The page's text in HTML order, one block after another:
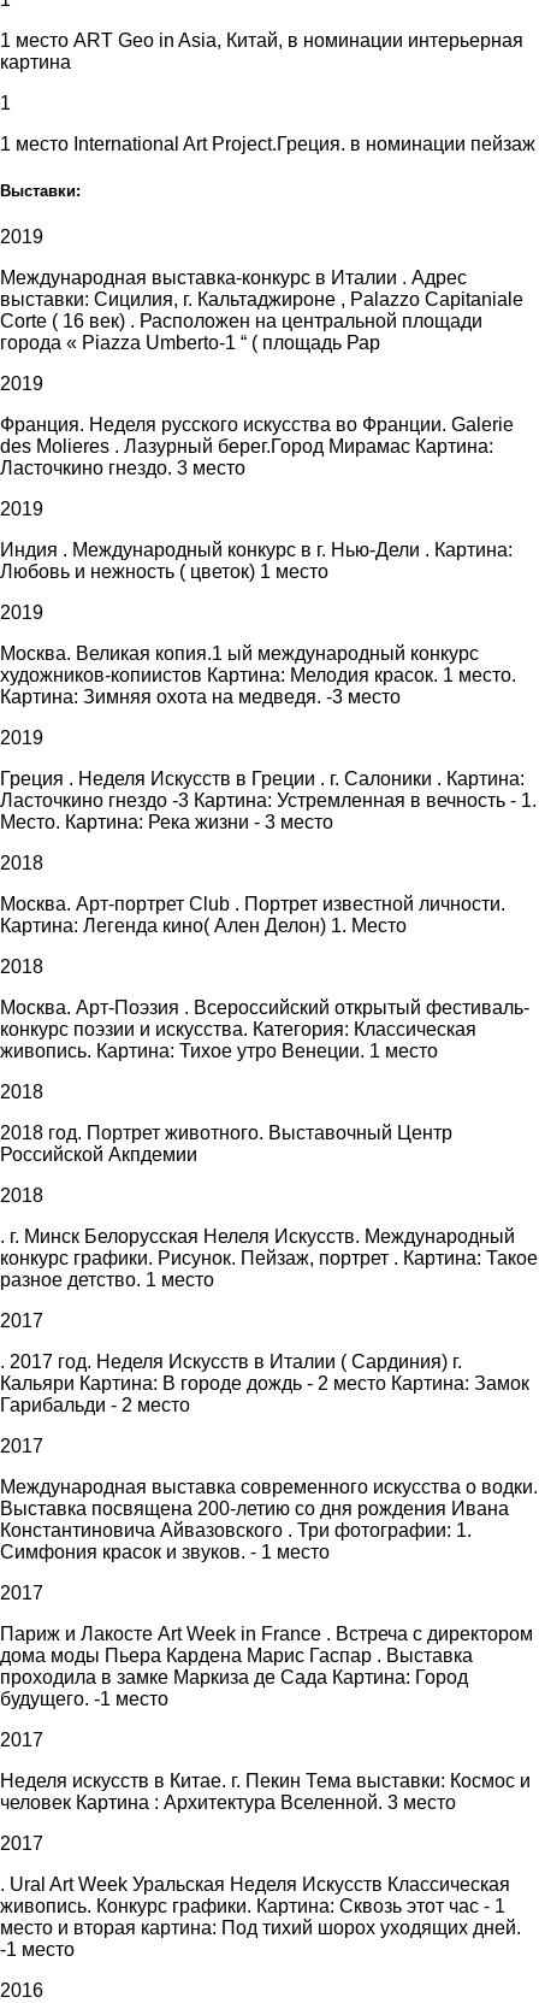
1 место ART Geo in Asia, Китай, в номинации интерьерная
картина
1
1 место International Art Project.Греция. в номинации пейзаж
Выставки:
2019
Международная выставка-конкурс в Италии . Адрес
выставки: Сицилия, г. Кальтаджироне , Palazzo Capitaniale
Corte ( 16 век) . Расположен на центральной площади
города « Piazza Umberto-1 “ ( площадь Рар
2019
Франция. Неделя русского искусства во Франции. Galerie
des Molieres . Лазурный берег.Город Мирамас Картина:
Ласточкино гнездо. 3 место
2019
Индия . Международный конкурс в г. Нью-Дели . Картина:
Любовь и нежность ( цветок) 1 место
2019
Москва. Великая копия.1 ый международный конкурс
художников-копиистов Картина: Мелодия красок. 1 место.
Картина: Зимняя охота на медведя. -3 место
2019
Греция . Неделя Искусств в Греции . г. Салоники . Картина:
Ласточкино гнездо -3 Картина: Устремленная в вечность - 1.
Место. Картина: Река жизни - 3 место
2018
Москва. Арт-портрет Club . Портрет известной личности.
Картина: Легенда кино( Ален Делон) 1. Место
2018
Москва. Арт-Поэзия . Всероссийский открытый фестиваль-
конкурс поэзии и искусства. Категория: Классическая
живопись. Картина: Тихое утро Венеции. 1 место
2018
2018 год. Портрет животного. Выставочный Центр
Российской Акпдемии
2018
. г. Минск Белорусская Нелеля Искусств. Международный
конкурс графики. Рисунок. Пейзаж, портрет . Картина: Такое
разное детство. 1 место
2017
. 2017 год. Неделя Искусств в Италии ( Сардиния) г.
Кальяри Картина: В городе дождь - 2 место Картина: Замок
Гарибальди - 2 место
2017
Международная выставка современного искусства о водки.
Выставка посвящена 200-летию со дня рождения Ивана
Константиновича Айвазовского . Три фотографии: 1.
Симфония красок и звуков. - 1 место
2017
Париж и Лакосте Art Week in France . Встреча с директором
дома моды Пьера Кардена Марис Гаспар . Выставка
проходила в замке Маркиза де Сада Картина: Город
будущего. -1 место
2017
Неделя искусств в Китае. г. Пекин Тема выставки: Космос и
человек Картина : Архитектура Вселенной. 3 место
2017
. Ural Art Week Уральская Неделя Искусств Классическая
живопись. Конкурс графики. Картина: Сквозь этот час - 1
место и вторая картина: Под тихий шорох уходящих дней.
-1 место
2016